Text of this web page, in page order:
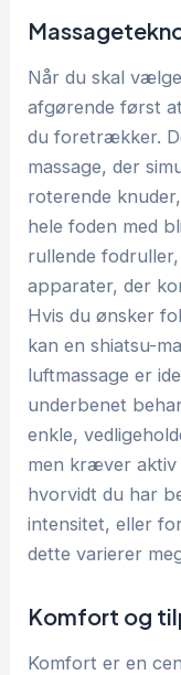
Når du skal
afgørende først
du foretrækker.
massage, der
roterende
hele foden med
rullende
apparater, der
Hvis du ønsker
kan en shiatsu-
luftmassage er
underbenet
enkle,
men kræver aktiv
hvorvidt du har
intensitet, eller
dette varierer
Komfort og
Komfort er en